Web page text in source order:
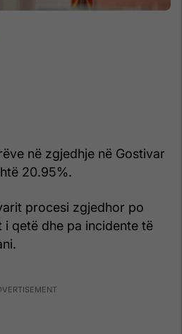
në zgjedhje në Gostivar
20.95%.
procesi zgjedhor po
qetë dhe pa incidente të